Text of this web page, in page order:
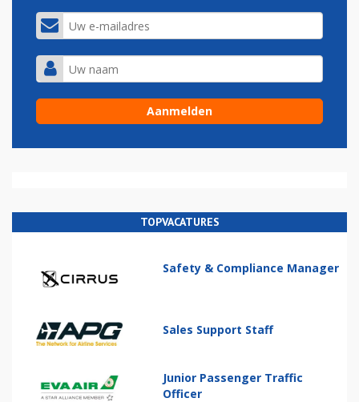
TOPVACATURES
Safety & Compliance Manager
Sales Support Staff
Junior Passenger Traffic
Officer